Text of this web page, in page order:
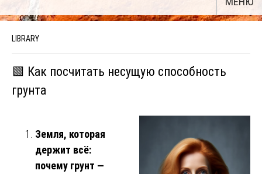
LIBRARY
🟩 Как посчитать несущую способность
грунта
Земля, которая
держит всё:
почему грунт —